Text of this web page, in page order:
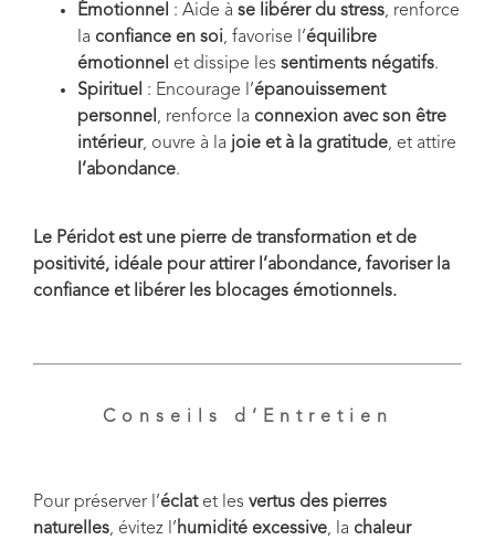
Émotionnel : Aide à se libérer du stress, renforce
la confiance en soi, favorise l’équilibre
émotionnel et dissipe les sentiments négatifs.
Spirituel : Encourage l’épanouissement
personnel , renforce la connexion avec son être
intérieur, ouvre à la joie et à la gratitude, et attire
l’abondance.
Le Péridot est une pierre de transformation et de
positivité, idéale pour attirer l’abondance, favoriser la
confiance et libérer les blocages émotionnels.
Conseils d’Entretien
Pour préserver l’éclatet les vertus des pierres
naturelles, évitez l’humidité excessive, la chaleur